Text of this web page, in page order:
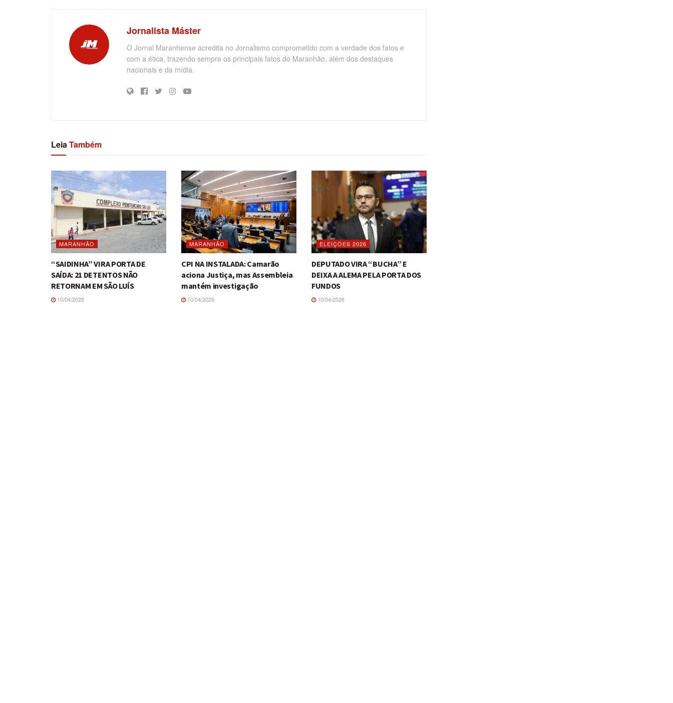
Jornalista Máster
O Jornal Maranhense acredita no Jornalismo comprometido com a verdade dos fatos e
com a ética, trazendo sempre os principais fatos do Maranhão, além dos destaques
nacionais e da mídia.
LeiaTambém
MARANHÃO
“SAIDINHA” VIRA PORTA DE
SAÍDA: 21 DETENTOS NÃO
RETORNAM EM SÃO LUÍS
10/04/2026
MARANHÃO
CPI NA INSTALADA: Camarão
aciona Justiça, mas Assembleia
mantém investigação
10/04/2026
ELEIÇÕES 2026
DEPUTADO VIRA “BUCHA” E
DEIXA A ALEMA PELA PORTA DOS
FUNDOS
10/04/2026